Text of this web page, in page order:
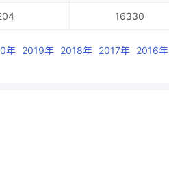
16330
年 2019年 2018年 2017年 2016年